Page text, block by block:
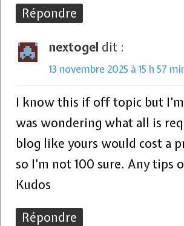
Répondre
nextogel dit :
13 novembre 2025 à 15 h 57
I know this if off topic but
was wondering what all is
blog like yours would cost a
so I’m not 100 sure. Any tips
Kudos
Répondre